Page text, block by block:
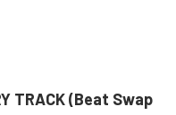
TRACK (Beat Swap